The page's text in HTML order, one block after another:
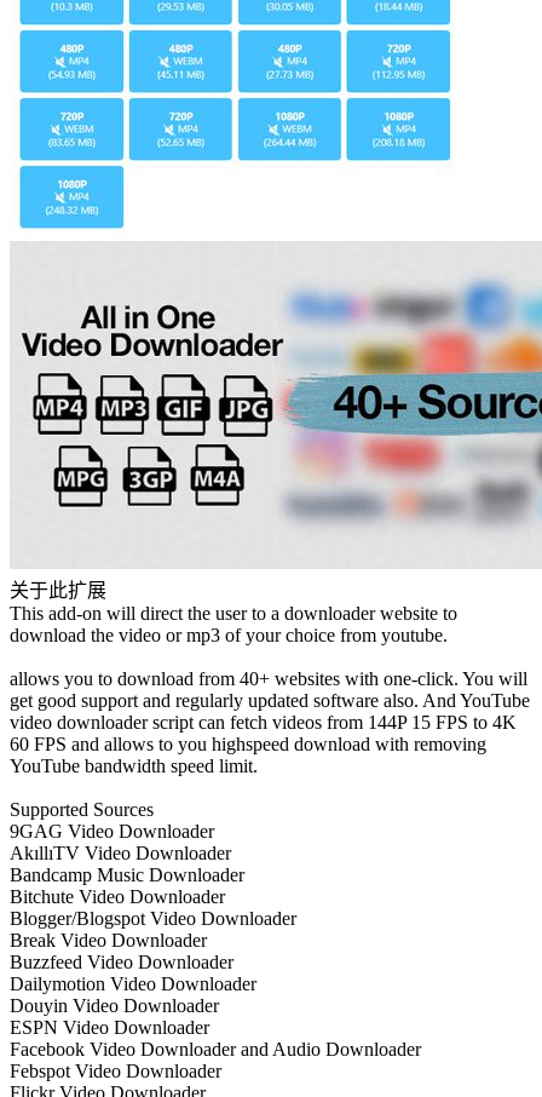
关于此扩展
This add-on will direct the user to a downloader website to
download the video or mp3 of your choice from youtube.
allows you to download from 40+ websites with one-click. You will
get good support and regularly updated software also. And YouTube
video downloader script can fetch videos from 144P 15 FPS to 4K
60 FPS and allows to you highspeed download with removing
YouTube bandwidth speed limit.
Supported Sources
9GAG Video Downloader
AkıllıTV Video Downloader
Bandcamp Music Downloader
Bitchute Video Downloader
Blogger/Blogspot Video Downloader
Break Video Downloader
Buzzfeed Video Downloader
Dailymotion Video Downloader
Douyin Video Downloader
ESPN Video Downloader
Facebook Video Downloader and Audio Downloader
Febspot Video Downloader
Flickr Video Downloader